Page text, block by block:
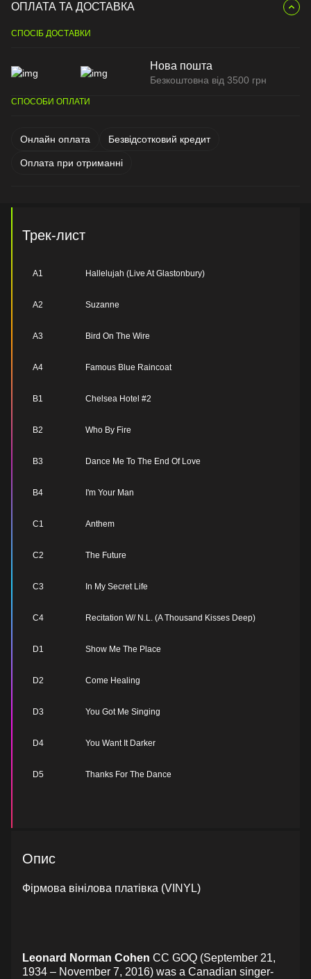
ОПЛАТА ТА ДОСТАВКА
СПОСІБ ДОСТАВКИ
Нова пошта
Безкоштовна від 3500 грн
СПОСОБИ ОПЛАТИ
Онлайн оплата Безвідсотковий кредит
Оплата при отриманні
Трек-лист
A1 Hallelujah (Live At Glastonbury)
A2 Suzanne
A3 Bird On The Wire
A4 Famous Blue Raincoat
B1 Chelsea Hotel #2
B2 Who By Fire
B3 Dance Me To The End Of Love
B4 I'm Your Man
C1 Anthem
C2 The Future
C3 In My Secret Life
C4 Recitation W/ N.L. (A Thousand Kisses Deep)
D1 Show Me The Place
D2 Come Healing
D3 You Got Me Singing
D4 You Want It Darker
D5 Thanks For The Dance
Опис
Фірмова вінілова платівка (VINYL)
Leonard Norman Cohen CC GOQ (September 21,
1934 – November 7, 2016) was a Canadian singer-